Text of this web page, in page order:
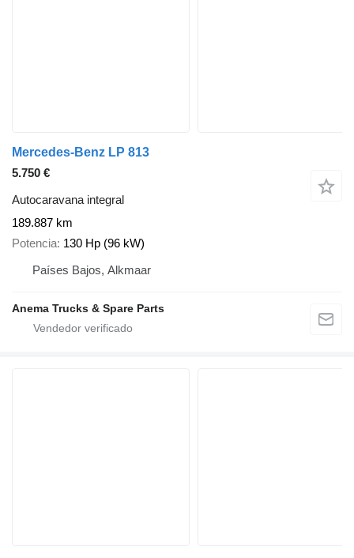
Mercedes-Benz LP 813
5.750 €
Autocaravana integral
189.887 km
Potencia 130 Hp (96 kW)
Países Bajos, Alkmaar
Anema Trucks & Spare Parts